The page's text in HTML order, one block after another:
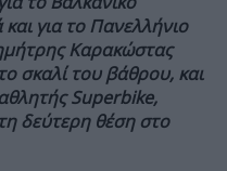
για το Πανελλήνιο
Καρακώστας
σκαλί του βάθρου, και
Superbike,
δεύτερη θέση στο